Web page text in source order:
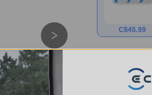
PRO OMNI / T80
C$45.99